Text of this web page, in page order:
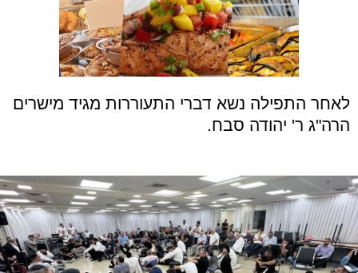
לאחר התפילה נשא דברי התעוררות מגיד מישרים
הרה"ג ר' יהודה סבח.